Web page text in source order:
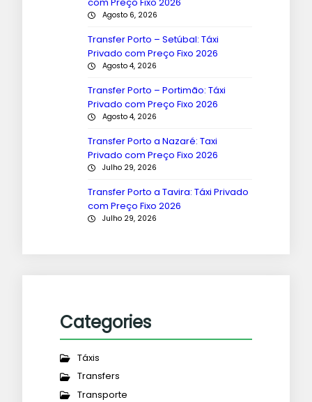
Agosto 6, 2026
Transfer Porto – Setúbal: Táxi
Privado com Preço Fixo 2026
Agosto 4, 2026
Transfer Porto – Portimão: Táxi
Privado com Preço Fixo 2026
Agosto 4, 2026
Transfer Porto a Nazaré: Taxi
Privado com Preço Fixo 2026
Julho 29, 2026
Transfer Porto a Tavira: Táxi Privado
com Preço Fixo 2026
Julho 29, 2026
Categories
Táxis
Transfers
Transporte